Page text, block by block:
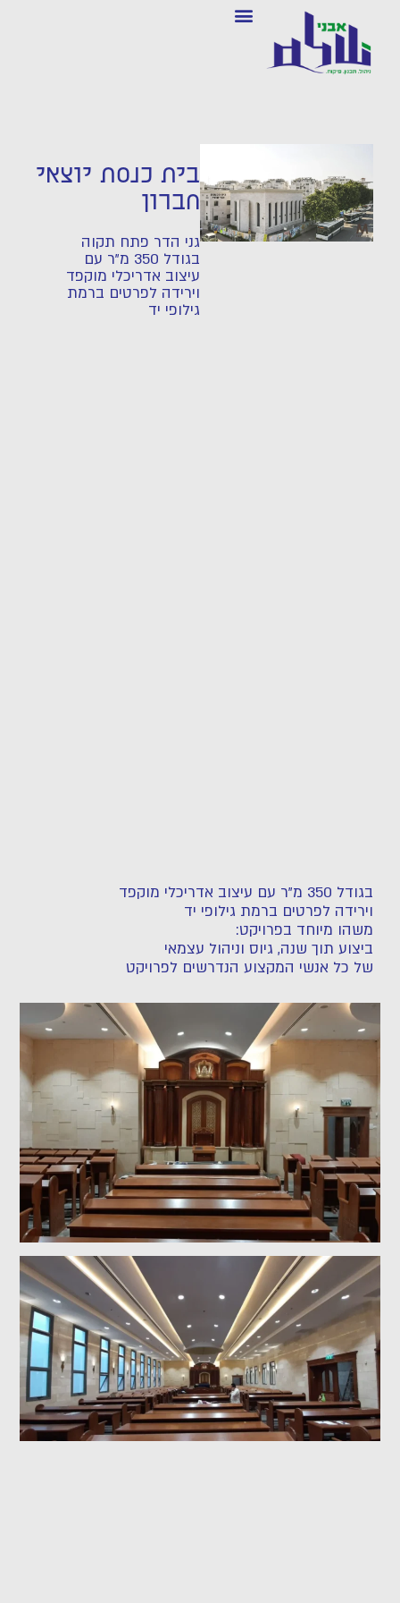
בית כנסת יוצאי
חברון
גני הדר פתח תקוה
בגודל 350 מ"ר עם
עיצוב אדריכלי מוקפד
וירידה לפרטים ברמת
גילופי יד
בגודל 350 מ"ר עם עיצוב אדריכלי מוקפד
וירידה לפרטים ברמת גילופי יד
משהו מיוחד בפרויקט:
ביצוע תוך שנה, גיוס וניהול עצמאי
של כל אנשי המקצוע הנדרשים לפרויקט